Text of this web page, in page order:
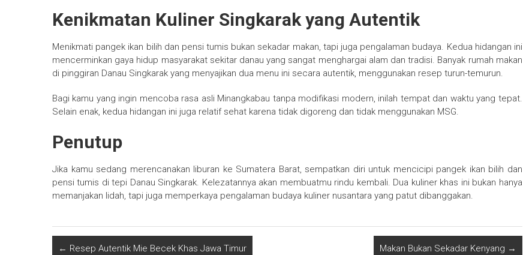
Kenikmatan Kuliner Singkarak yang Autentik
Menikmati pangek ikan bilih dan pensi tumis bukan sekadar makan, tapi juga pengalaman budaya. Kedua hidangan ini
mencerminkan gaya hidup masyarakat sekitar danau yang sangat menghargai alam dan tradisi. Banyak rumah makan
di pinggiran Danau Singkarak yang menyajikan dua menu ini secara autentik, menggunakan resep turun-temurun.
Bagi kamu yang ingin mencoba rasa asli Minangkabau tanpa modifikasi modern, inilah tempat dan waktu yang tepat.
Selain enak, kedua hidangan ini juga relatif sehat karena tidak digoreng dan tidak menggunakan MSG.
Penutup
Jika kamu sedang merencanakan liburan ke Sumatera Barat, sempatkan diri untuk mencicipi pangek ikan bilih dan
pensi tumis di tepi Danau Singkarak. Kelezatannya akan membuatmu rindu kembali. Dua kuliner khas ini bukan hanya
memanjakan lidah, tapi juga memperkaya pengalaman budaya kuliner nusantara yang patut dibanggakan.
← Resep Autentik Mie Becek Khas Jawa Timur Makan Bukan Sekadar Kenyang →